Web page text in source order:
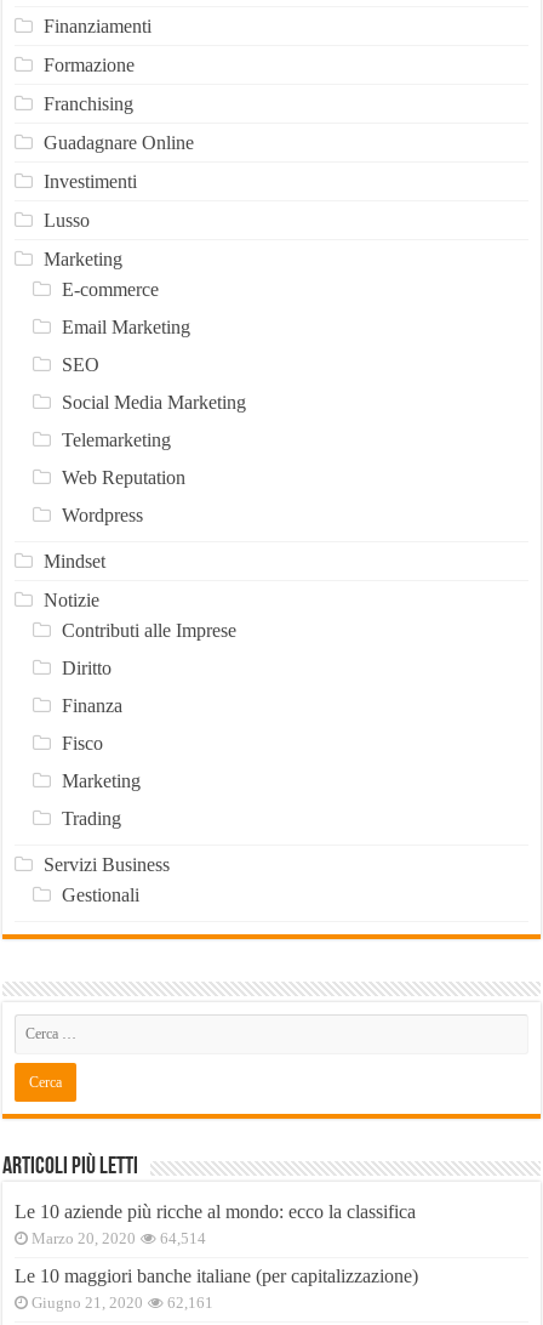
Finanziamenti
Formazione
Franchising
Guadagnare Online
Investimenti
Lusso
Marketing
E-commerce
Email Marketing
SEO
Social Media Marketing
Telemarketing
Web Reputation
Wordpress
Mindset
Notizie
Contributi alle Imprese
Diritto
Finanza
Fisco
Marketing
Trading
Servizi Business
Gestionali
Articoli Più Letti
Le 10 aziende più ricche al mondo: ecco la classifica
Marzo 20, 2020 64,514
Le 10 maggiori banche italiane (per capitalizzazione)
Giugno 21, 2020 62,161